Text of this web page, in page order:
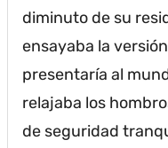
diminuto de su
ensayaba la
presentaría al
relajaba los
de seguridad